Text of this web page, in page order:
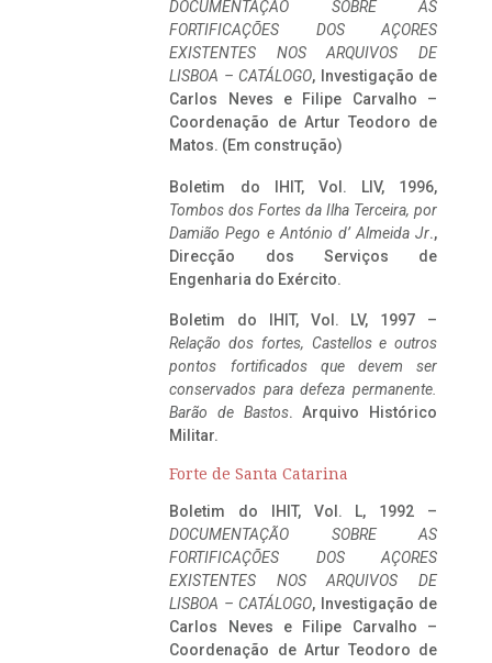
DOCUMENTAÇÃO SOBRE AS
FORTIFICAÇÕES DOS AÇORES
EXISTENTES NOS ARQUIVOS DE
LISBOA – CATÁLOGO, Investigação de
Carlos Neves e Filipe Carvalho –
Coordenação de Artur Teodoro de
Matos. (Em construção)
Boletim do IHIT, Vol. LIV, 1996,
Tombos dos Fortes da Ilha Terceira, por
Damião Pego e António d’ Almeida Jr.,
Direcção dos Serviços de
Engenharia do Exército.
Boletim do IHIT, Vol. LV, 1997 –
Relação dos fortes, Castellos e outros
pontos fortificados que devem ser
conservados para defeza permanente.
Barão de Bastos. Arquivo Histórico
Militar.
Forte de Santa Catarina
Boletim do IHIT, Vol. L, 1992 –
DOCUMENTAÇÃO SOBRE AS
FORTIFICAÇÕES DOS AÇORES
EXISTENTES NOS ARQUIVOS DE
LISBOA – CATÁLOGO, Investigação de
Carlos Neves e Filipe Carvalho –
Coordenação de Artur Teodoro de